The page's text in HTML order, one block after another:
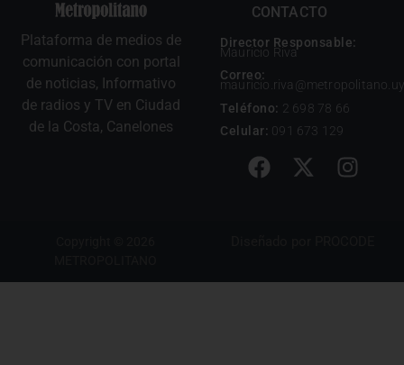
Plataforma de medios de
comunicación con portal
de noticias, Informativo
de radios y TV en Ciudad
de la Costa, Canelones
CONTACTO
Director Responsable:
Mauricio Riva
Correo:
mauricio.riva@metropolitano.uy
Teléfono: 2 698 78 66
Celular: 091 673 129